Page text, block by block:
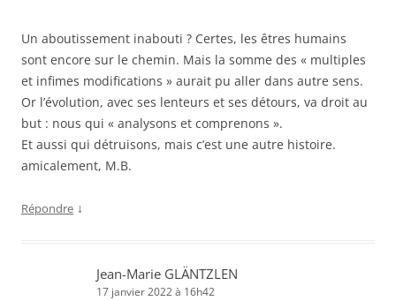
Un aboutissement inabouti ? Certes, les êtres humains
sont encore sur le chemin. Mais la somme des « multiples
et infimes modifications » aurait pu aller dans autre sens.
Or l’évolution, avec ses lenteurs et ses détours, va droit au
but : nous qui « analysons et comprenons ».
Et aussi qui détruisons, mais c’est une autre histoire.
amicalement, M.B.
Répondre ↓
Jean-Marie GLÄNTZLEN
17 janvier 2022 à 16h42